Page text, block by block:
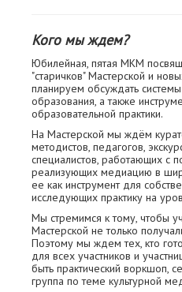
Кого мы ждем?
Юбилейная, пятая МКМ
"старичков" Мастерской и
планируем обсуждать
образования, а также
образовательной практики.
На Мастерской мы ждём
методистов, педагогов,
специалистов, работающих с
реализующих медиацию в
ее как инструмент для
исследующих практику на
Мы стремимся к тому, чтобы
Мастерской не только
Поэтому мы ждем тех, кто
для всех участников и
быть практический воркшоп,
группа по теме культурной